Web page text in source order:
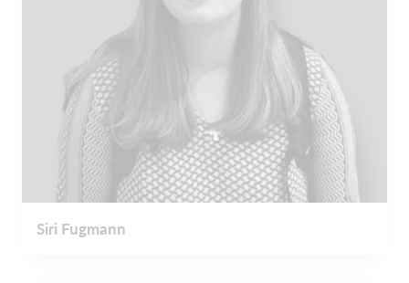
Siri Fugmann